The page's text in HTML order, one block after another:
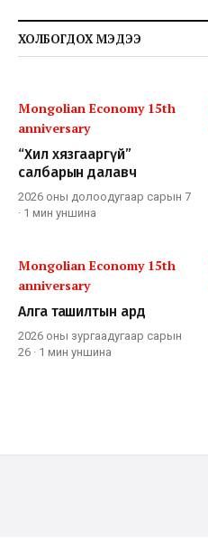
ХОЛБОГДОХ МЭДЭЭ
Mongolian Economy 15th
anniversary
“Хил хязгааргүй”
салбарын далавч
2026 оны долоодугаар сарын 7
· 1 мин уншина
Mongolian Economy 15th
anniversary
Алга ташилтын ард
2026 оны зургаадугаар сарын
26 · 1 мин уншина